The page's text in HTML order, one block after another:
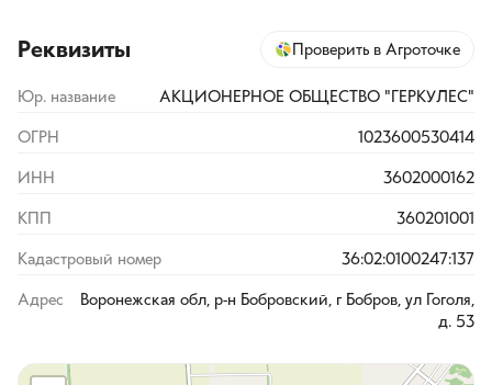
Реквизиты Проверить в Агроточке
Юр. название АКЦИОНЕРНОЕ ОБЩЕСТВО "ГЕРКУЛЕС"
ОГРН 1023600530414
ИНН 3602000162
КПП 360201001
Кадастровый номер 36:02:0100247:137
Адрес
Воронежская обл, р-н Бобровский, г Бобров, ул Гоголя,
д. 53